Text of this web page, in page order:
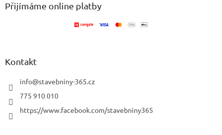
Přijímáme online platby
Kontakt
info@stavebniny-365.cz
775 910 010
https://www.facebook.com/stavebniny365